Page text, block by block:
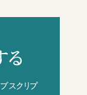
る
スクリプ